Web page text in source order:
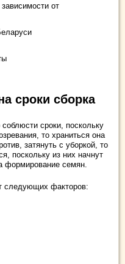
от
сроки сборка
сроки, поскольку
то храниться она
затянуть с уборкой, то
поскольку из них начнут
формирование семян.
следующих факторов: